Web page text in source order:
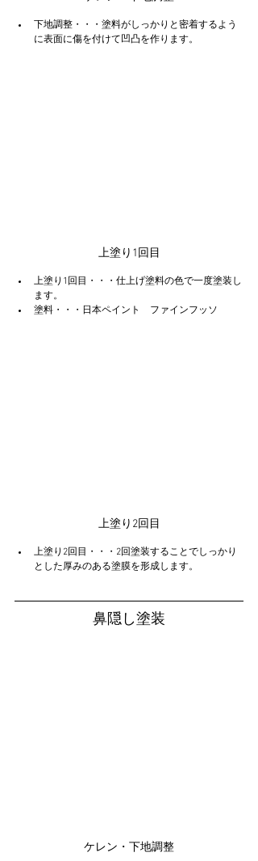
下地調整・・・塗料がしっかりと密着するよう
に表面に傷を付けて凹凸を作ります。
上塗り1回目
上塗り1回目・・・仕上げ塗料の色で一度塗装し
ます。
塗料・・・日本ペイント　ファインフッソ
上塗り2回目
上塗り2回目・・・2回塗装することでしっかり
とした厚みのある塗膜を形成します。
鼻隠し塗装
ケレン・下地調整